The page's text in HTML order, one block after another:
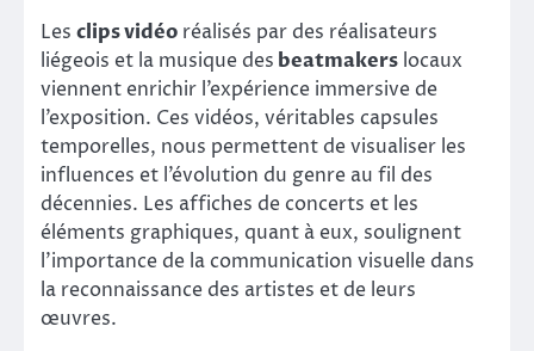
Les clips vidéo réalisés par des réalisateurs
liégeois et la musique des beatmakers locaux
viennent enrichir l’expérience immersive de
l’exposition. Ces vidéos, véritables capsules
temporelles, nous permettent de visualiser les
influences et l’évolution du genre au fil des
décennies. Les affiches de concerts et les
éléments graphiques, quant à eux, soulignent
l’importance de la communication visuelle dans
la reconnaissance des artistes et de leurs
œuvres.